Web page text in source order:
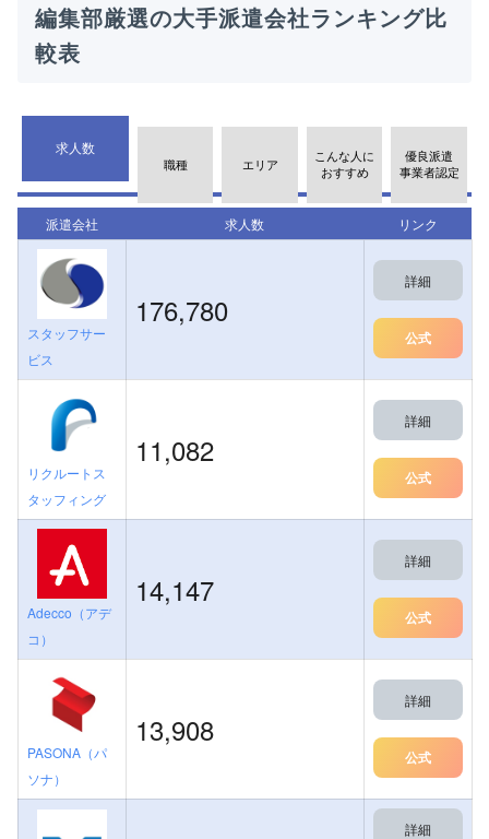
編集部厳選の大手派遣会社ランキング比
較表
求人数
職種 エリア
こんな人に
おすすめ
優良派遣
事業者認定
派遣会社 求人数 リンク
スタッフサー
ビス
176,780
詳細
公式
リクルートス
タッフィング
11,082
詳細
公式
Adecco（アデ
コ）
14,147
詳細
公式
PASONA（パ
ソナ）
13,908
詳細
公式
詳細